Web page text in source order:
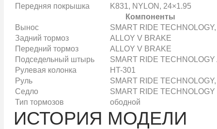
Передняя покрышка
K831, NYLON, 24×1.95
Компоненты
Вынос
SMART RIDE
Задний тормоз
ALLOY V BRAKE
Передний тормоз
ALLOY V BRAKE
Подседельный штырь
SMART RIDE TECHNOLOGY
Рулевая колонка
HT-301
Руль
SMART RIDE
Седло
SMART RIDE
Тип тормозов
ободной
ИСТОРИЯ МОДЕЛИ